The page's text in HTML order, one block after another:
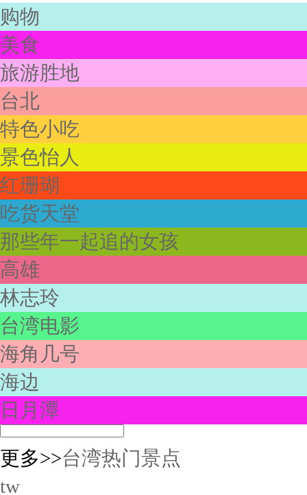
购物
美食
旅游胜地
台北
特色小吃
景色怡人
红珊瑚
吃货天堂
那些年一起追的女孩
高雄
林志玲
台湾电影
海角几号
海边
日月潭
更多>>台湾热门景点
tw